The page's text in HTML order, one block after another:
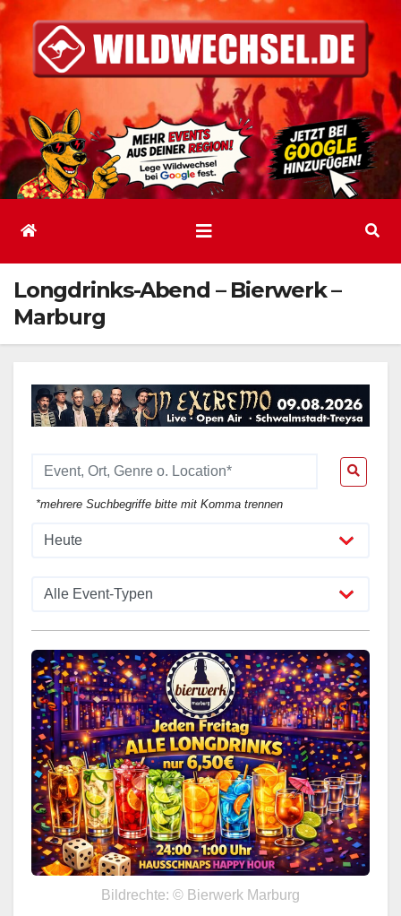
Inhalt
springen
Longdrinks-Abend – Bierwerk –
Marburg
*mehrere Suchbegriffe bitte mit Komma trennen
Bildrechte: © Bierwerk Marburg